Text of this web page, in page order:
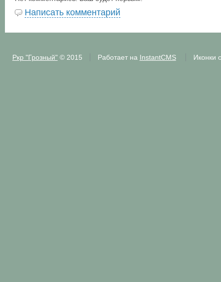
Написать комментарий
Ркр "Грозный"© 2015 Работает на InstantCMS Иконки